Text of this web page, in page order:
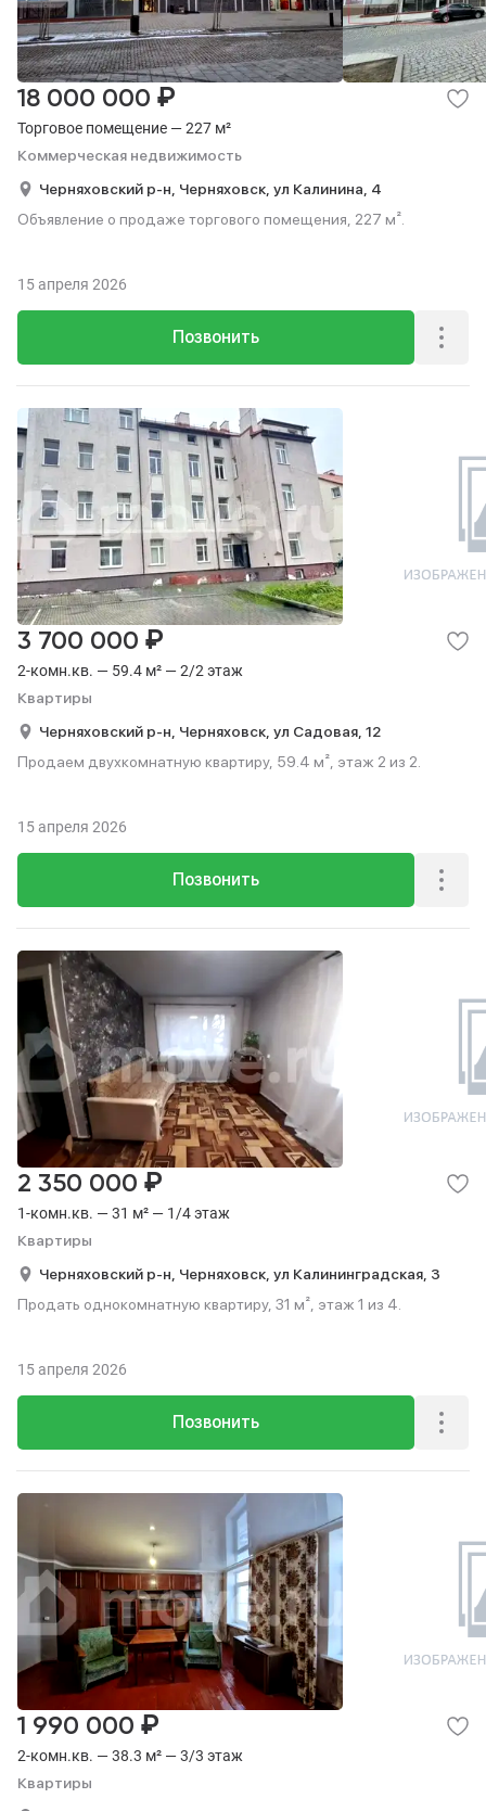
Торговое помещение — 227 м²
Коммерческая недвижимость
18 000 000 ₽
Черняховский р-н, Черняховск, ул Калинина, 4
Объявление о продаже торгового помещения, 227 м².
Позвонить
15 апреля 2026
2-комн.кв. — 59.4 м² — 2/2 этаж
Квартиры
3 700 000 ₽
Черняховский р-н, Черняховск, ул Садовая, 12
Продаем двухкомнатную квартиру, 59.4 м², этаж 2 из 2.
Позвонить
15 апреля 2026
1-комн.кв. — 31 м² — 1/4 этаж
Квартиры
2 350 000 ₽
Черняховский р-н, Черняховск, ул Калининградская, 3
Продать однокомнатную квартиру, 31 м², этаж 1 из 4.
Позвонить
15 апреля 2026
2-комн.кв. — 38.3 м² — 3/3 этаж
Квартиры
1 990 000 ₽